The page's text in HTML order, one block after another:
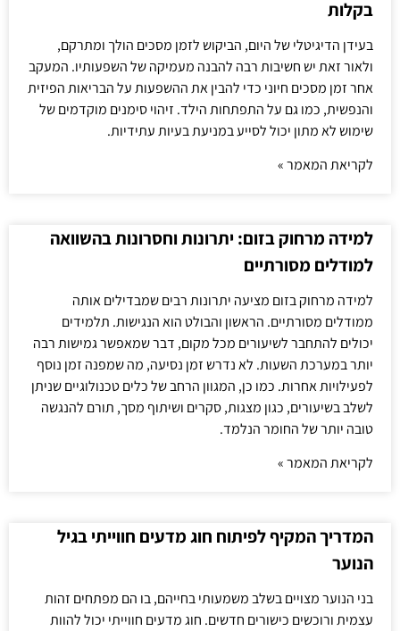
בקלות
בעידן הדיגיטלי של היום, הביקוש לזמן מסכים הולך ומתרקם,
ולאור זאת יש חשיבות רבה להבנה מעמיקה של השפעותיו. המעקב
אחר זמן מסכים חיוני כדי להבין את ההשפעות על הבריאות הפיזית
והנפשית, כמו גם על התפתחות הילד. זיהוי סימנים מוקדמים של
שימוש לא מתון יכול לסייע במניעת בעיות עתידיות.
לקריאת המאמר »
למידה מרחוק בזום: יתרונות וחסרונות בהשוואה
למודלים מסורתיים
למידה מרחוק בזום מציעה יתרונות רבים שמבדילים אותה
ממודלים מסורתיים. הראשון והבולט הוא הנגישות. תלמידים
יכולים להתחבר לשיעורים מכל מקום, דבר שמאפשר גמישות רבה
יותר במערכת השעות. לא נדרש זמן נסיעה, מה שמפנה זמן נוסף
לפעילויות אחרות. כמו כן, המגוון הרחב של כלים טכנולוגיים שניתן
לשלב בשיעורים, כגון מצגות, סקרים ושיתוף מסך, תורם להנגשה
טובה יותר של החומר הנלמד.
לקריאת המאמר »
המדריך המקיף לפיתוח חוג מדעים חווייתי בגיל
הנוער
בני הנוער מצויים בשלב משמעותי בחייהם, בו הם מפתחים זהות
עצמית ורוכשים כישורים חדשים. חוג מדעים חווייתי יכול להוות